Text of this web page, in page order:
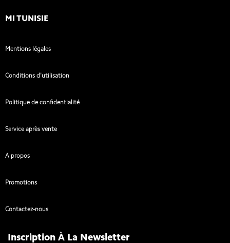
MI TUNISIE
Mentions légales
Conditions d'utilisation
Politique de confidentialité
Service après vente
A propos
Promotions
Contactez-nous
Inscription À La Newsletter